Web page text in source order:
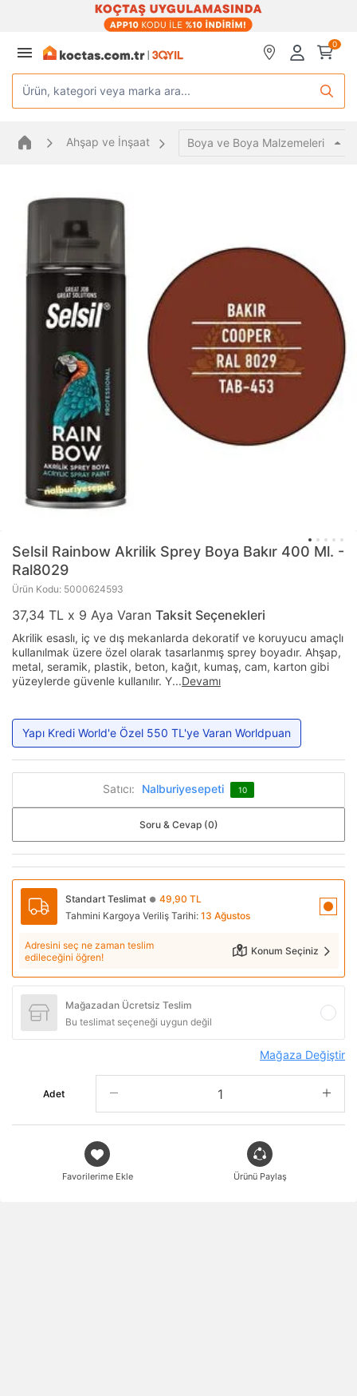
0
Ürün, kategori veya marka ara...
Ahşap ve İnşaat Boya ve Boya Malzemeleri
Selsil Rainbow Akrilik Sprey Boya Bakır 400 Ml. -
Ral8029
Ürün Kodu: 5000624593
37,34 TL x 9 Aya Varan Taksit Seçenekleri
Akrilik esaslı, iç ve dış mekanlarda dekoratif ve koruyucu amaçlı
kullanılmak üzere özel olarak tasarlanmış sprey boyadır. Ahşap,
metal, seramik, plastik, beton, kağıt, kumaş, cam, karton gibi
yüzeylerde güvenle kullanılır. Y...Devamı
Yapı Kredi World'e Özel 550 TL'ye Varan Worldpuan
Satıcı: Nalburiyesepeti 10
Soru & Cevap (0)
Standart Teslimat ● 49,90 TL
Tahmini Kargoya Veriliş Tarihi: 13 Ağustos
Adresini seç ne zaman teslim
edileceğini öğren!
Konum Seçiniz
Mağazadan Ücretsiz Teslim
Bu teslimat seçeneği uygun değil
Mağaza Değiştir
Adet
Favorilerime Ekle Ürünü Paylaş